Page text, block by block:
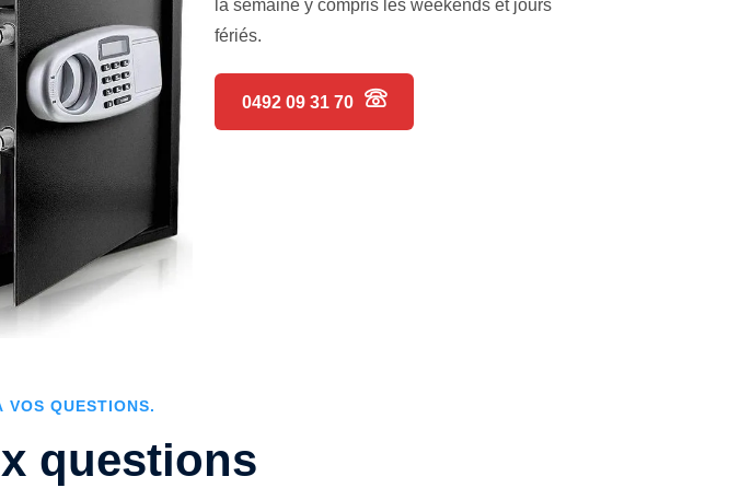
la semaine y compris les weekends et jours
fériés.
0492 09 31 70
VOS QUESTIONS.
questions